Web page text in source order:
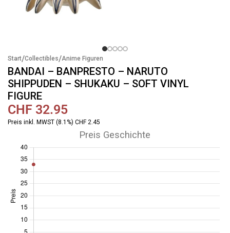
Start/Collectibles/Anime Figuren
BANDAI – BANPRESTO – NARUTO
SHIPPUDEN – SHUKAKU – SOFT VINYL
FIGURE
CHF 32.95
Preis inkl. MWST (8.1%) CHF 2.45
Preis Geschichte